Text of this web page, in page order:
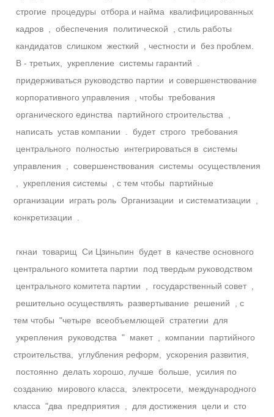
строгие процедуры отбора и найма квалифицированных
кадров , обеспечения политической , стиль работы
кандидатов слишком жесткий , честности и без проблем.
В - третьих, укрепление системы гарантий .
придерживаться руководство партии и совершенствование
корпоративного управления , чтобы требования
органического единства партийного строительства ,
написать устав компании . будет строго требования
центрального полностью интегрироваться в системы
управления , совершенствования системы осуществления
, укрепления системы , с тем чтобы партийные
организации играть роль Организации и систематизации ,
конкретизации .
гкнаи товарищ Си Цзиньпин будет в качестве основного
центрального комитета партии под твердым руководством
центрального комитета партии , государственный совет ,
решительно осуществлять развертывание решений , с
тем чтобы "четыре всеобъемлющей стратегии для
укрепления руководства " макет , компании партийного
строительства, углубления реформ, ускорения развития,
постоянно делать хорошо, лучше больше, усилия по
созданию мирового класса, электросети, международного
класса "два предприятия , для достижения цели и сто